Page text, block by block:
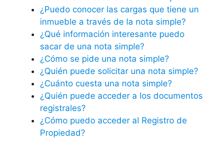
¿Puedo conocer las cargas que tiene un
inmueble a través de la nota simple?
¿Qué información interesante puedo
sacar de una nota simple?
¿Cómo se pide una nota simple?
¿Quién puede solicitar una nota simple?
¿Cuánto cuesta una nota simple?
¿Quién puede acceder a los documentos
registrales?
¿Cómo puedo acceder al Registro de
Propiedad?